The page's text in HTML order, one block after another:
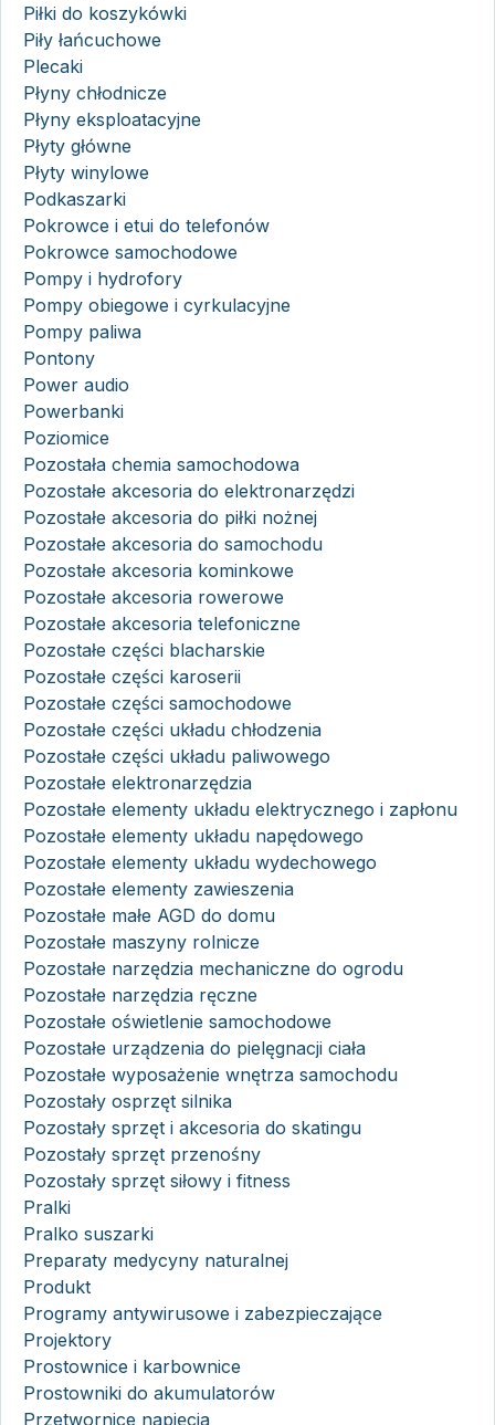
Piłki do koszykówki
Piły łańcuchowe
Plecaki
Płyny chłodnicze
Płyny eksploatacyjne
Płyty główne
Płyty winylowe
Podkaszarki
Pokrowce i etui do telefonów
Pokrowce samochodowe
Pompy i hydrofory
Pompy obiegowe i cyrkulacyjne
Pompy paliwa
Pontony
Power audio
Powerbanki
Poziomice
Pozostała chemia samochodowa
Pozostałe akcesoria do elektronarzędzi
Pozostałe akcesoria do piłki nożnej
Pozostałe akcesoria do samochodu
Pozostałe akcesoria kominkowe
Pozostałe akcesoria rowerowe
Pozostałe akcesoria telefoniczne
Pozostałe części blacharskie
Pozostałe części karoserii
Pozostałe części samochodowe
Pozostałe części układu chłodzenia
Pozostałe części układu paliwowego
Pozostałe elektronarzędzia
Pozostałe elementy układu elektrycznego i zapłonu
Pozostałe elementy układu napędowego
Pozostałe elementy układu wydechowego
Pozostałe elementy zawieszenia
Pozostałe małe AGD do domu
Pozostałe maszyny rolnicze
Pozostałe narzędzia mechaniczne do ogrodu
Pozostałe narzędzia ręczne
Pozostałe oświetlenie samochodowe
Pozostałe urządzenia do pielęgnacji ciała
Pozostałe wyposażenie wnętrza samochodu
Pozostały osprzęt silnika
Pozostały sprzęt i akcesoria do skatingu
Pozostały sprzęt przenośny
Pozostały sprzęt siłowy i fitness
Pralki
Pralko suszarki
Preparaty medycyny naturalnej
Produkt
Programy antywirusowe i zabezpieczające
Projektory
Prostownice i karbownice
Prostowniki do akumulatorów
Przetwornice napięcia